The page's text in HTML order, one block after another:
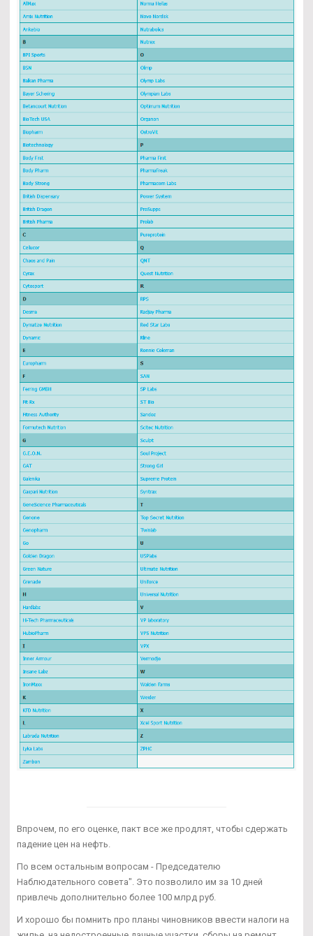
Впрочем, по его оценке, пакт все же продлят, чтобы сдержать
падение цен на нефть.
По всем остальным вопросам - Председателю
Наблюдательного совета". Это позволило им за 10 дней
привлечь дополнительно более 100 млрд руб.
И хорошо бы помнить про планы чиновников ввести налоги на